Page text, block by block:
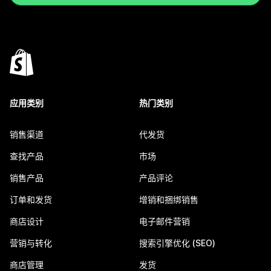
应用类别
销售渠道
查找产品
销售产品
订单和发货
商店设计
营销与转化
商店管理
热门类别
代发货
市场
产品评论
增销和捆绑销售
电子邮件营销
搜索引擎优化 (SEO)
发货